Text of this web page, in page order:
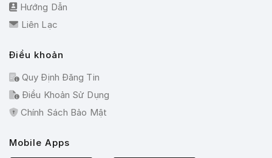
Hướng Dẫn
Liên Lạc
Điều khoản
Quy Định Đăng Tin
Điều Khoản Sử Dụng
Chính Sách Bảo Mật
Mobile Apps